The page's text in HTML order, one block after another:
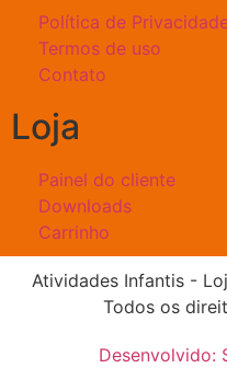
Política de
Termos de uso
Contato
Loja
Painel do cliente
Downloads
Carrinho
Atividades Infantis -
Todos os
Desenvolvido: